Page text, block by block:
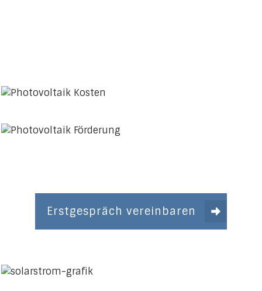
Erstgespräch vereinbaren